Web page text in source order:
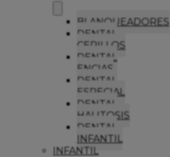
BLANQUEADORES
DENTAL
CEPILLOS
DENTAL
ENCIAS
DENTAL
ESPECIAL
DENTAL
HALITOSIS
DENTAL
INFANTIL
INFANTIL